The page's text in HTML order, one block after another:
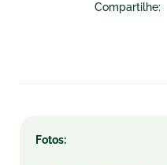
Compartilhe:
Fotos: